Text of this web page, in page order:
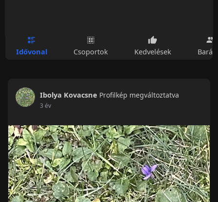
Idővonal Csoportok Kedvelések
Ibolya Kovacsne Profilkép megváltoztatva
3 év